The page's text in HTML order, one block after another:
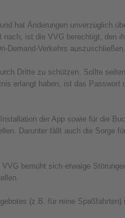
hat Änderungen unverzüglich
nach, ist die VVG berechtigt, den
Demand-Verkehrs auszuschließen.
Dritte zu schützen. Sollte
erlangt haben, ist das Passwort
der App sowie für die
Darunter fällt auch die Sorge
bemüht sich etwaige
(z.B. für reine Spaßfahrten)